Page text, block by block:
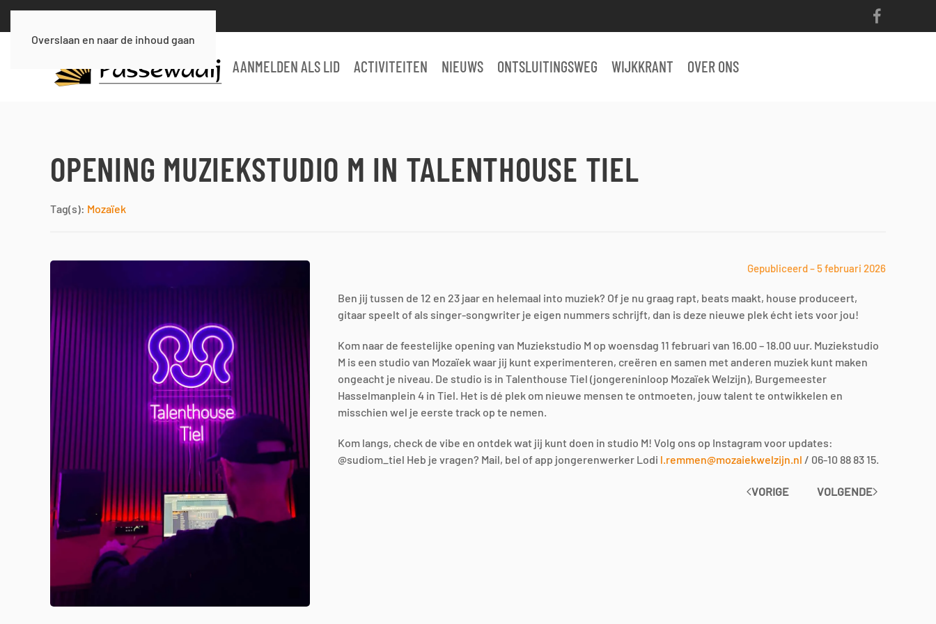
Overslaan en naar de inhoud gaan
AANMELDEN ALS LID ACTIVITEITEN NIEUWS ONTSLUITINGSWEG WIJKKRANT OVER ONS
OPENING MUZIEKSTUDIO M IN TALENTHOUSE TIEL
Tag(s): Mozaïek
Gepubliceerd – 5 februari 2026
Ben jij tussen de 12 en 23 jaar en helemaal into muziek? Of je nu graag rapt, beats maakt, house produceert,
gitaar speelt of als singer-songwriter je eigen nummers schrijft, dan is deze nieuwe plek écht iets voor jou!
Kom naar de feestelijke opening van Muziekstudio M op woensdag 11 februari van 16.00 – 18.00 uur. Muziekstudio
M is een studio van Mozaïek waar jij kunt experimenteren, creëren en samen met anderen muziek kunt maken
ongeacht je niveau. De studio is in Talenthouse Tiel (jongereninloop Mozaïek Welzijn), Burgemeester
Hasselmanplein 4 in Tiel. Het is dé plek om nieuwe mensen te ontmoeten, jouw talent te ontwikkelen en
misschien wel je eerste track op te nemen.
Kom langs, check de vibe en ontdek wat jij kunt doen in studio M! Volg ons op Instagram voor updates:
@sudiom_tiel Heb je vragen? Mail, bel of app jongerenwerker Lodi l.remmen@mozaiekwelzijn.nl / 06-10 88 83 15.
VORIGE VOLGENDE